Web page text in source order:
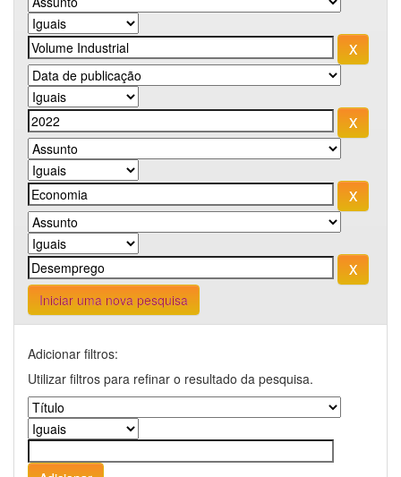
Iniciar uma nova pesquisa
Adicionar filtros:
Utilizar filtros para refinar o resultado da pesquisa.